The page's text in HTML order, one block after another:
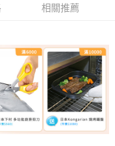
帳單繳交帳款。
oppay.tw/userRule
相關推薦